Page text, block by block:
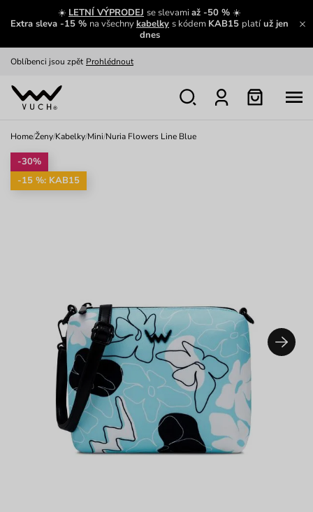
☀️ LETNÍ VÝPRODEJ se slevamiaž -50 % ☀️
Extra sleva -15 % na všechnykabelky s kódem KAB15 platíuž jen
dnes
Zajímavosti ze světa Vuch:
Oblíbenci jsou zpět Prohlédnout
Nech se inspirovat
Home/Ženy/Kabelky/Mini/Nuria Flowers Line Blue
-30%
-15 %: KAB15